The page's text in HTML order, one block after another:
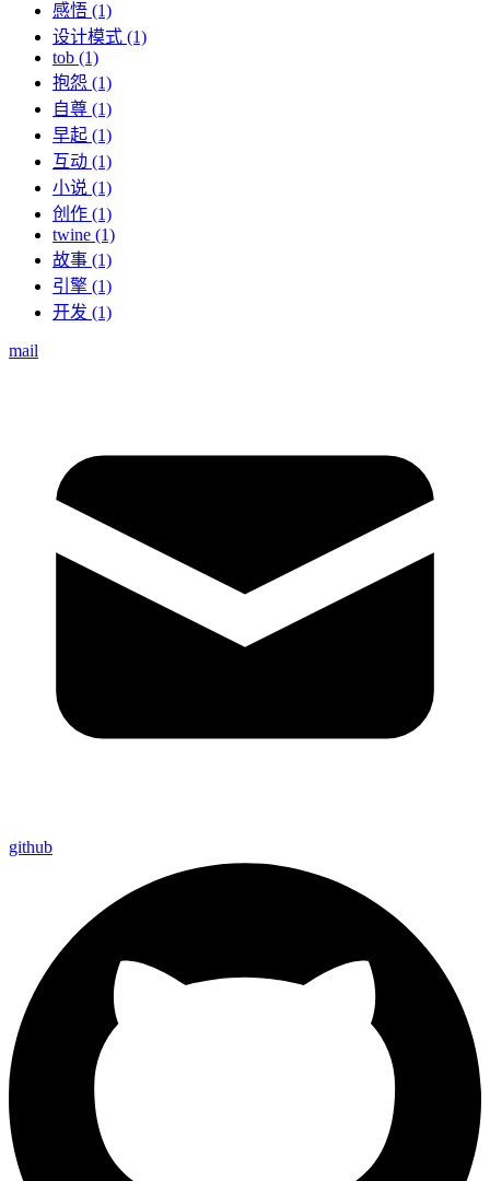
感悟 (1)
设计模式 (1)
tob (1)
抱怨 (1)
自尊 (1)
早起 (1)
互动 (1)
小说 (1)
创作 (1)
twine (1)
故事 (1)
引擎 (1)
开发 (1)
mail
github